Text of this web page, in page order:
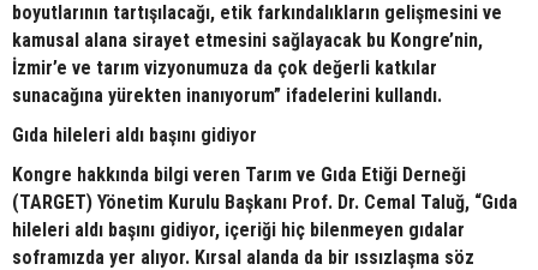
boyutlarının tartışılacağı, etik farkındalıkların gelişmesini ve
kamusal alana sirayet etmesini sağlayacak bu Kongre’nin,
İzmir’e ve tarım vizyonumuza da çok değerli katkılar
sunacağına yürekten inanıyorum” ifadelerini kullandı.
Gıda hileleri aldı başını gidiyor
Kongre hakkında bilgi veren Tarım ve Gıda Etiği Derneği
(TARGET) Yönetim Kurulu Başkanı Prof. Dr. Cemal Taluğ, “Gıda
hileleri aldı başını gidiyor, içeriği hiç bilenmeyen gıdalar
soframızda yer alıyor. Kırsal alanda da bir ıssızlaşma söz